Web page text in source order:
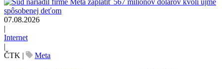
07.08.2026
|
Internet
|
ČTK | Meta